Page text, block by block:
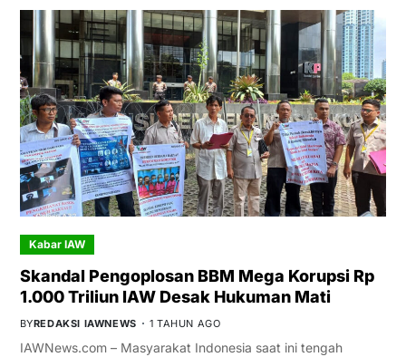
Kabar IAW
Skandal Pengoplosan BBM Mega Korupsi Rp
1.000 Triliun IAW Desak Hukuman Mati
BYREDAKSI IAWNEWS 1 TAHUN AGO
IAWNews.com – Masyarakat Indonesia saat ini tengah